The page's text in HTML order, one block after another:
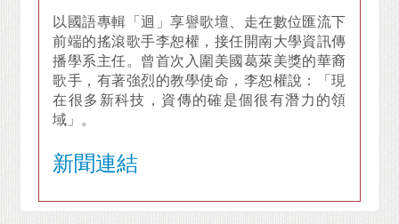
以國語專輯「迴」享譽歌壇、走在數位匯流下
前端的搖滾歌手李恕權，接任開南大學資訊傳
播學系主任。曾首次入圍美國葛萊美獎的華裔
歌手，有著強烈的教學使命，李恕權說：「現
在很多新科技，資傳的確是個很有潛力的領
域」。
新聞連結